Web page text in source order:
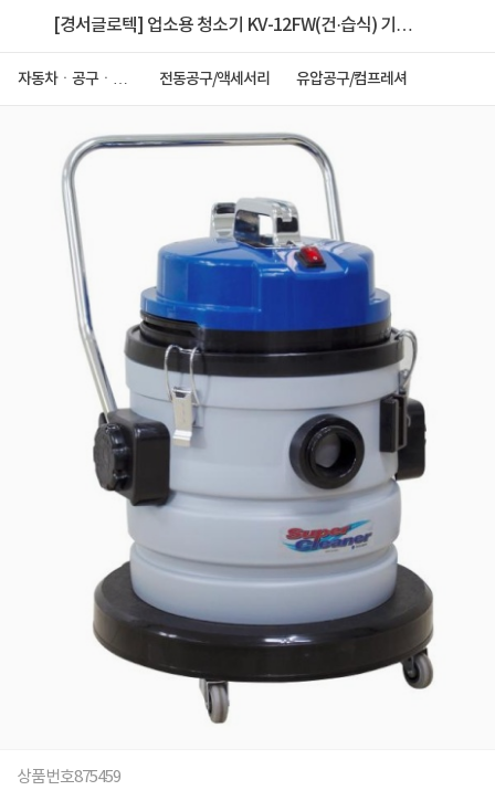
[경서글로텍] 업소용 청소기 KV-12FW(건·습식) 기본
자동차ㆍ공구ㆍ안
전동공구/액세서리 유압공구/컴프레셔
상품번호875459